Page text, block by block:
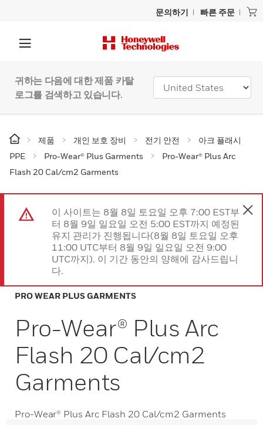
문의하기 빠른 주문
귀하는 다음에 대한 제품 카탈
로그를 검색하고 있습니다.
제품 개인 보호 장비 전기 안전
아크 플래시
PPE
Pro-Wear® Plus Garments
Pro-Wear® Plus Arc
Flash 20 Cal/cm2 Garments
이 사이트는 8월 8일 토요일 오후 7:00 EST부
터 8월 9일 일요일 오전 5:00 EST까지 예정된
유지 관리가 진행됩니다(8월 8일 토요일 오후
11:00 UTC부터 8월 9일 일요일 오전 9:00
UTC까지). 이 기간 동안의 양해에 감사드립니
다.
PRO WEAR PLUS GARMENTS
Pro-Wear® Plus Arc
Flash 20 Cal/cm2
Garments
Pro-Wear® Plus Arc Flash 20 Cal/cm2 Garments